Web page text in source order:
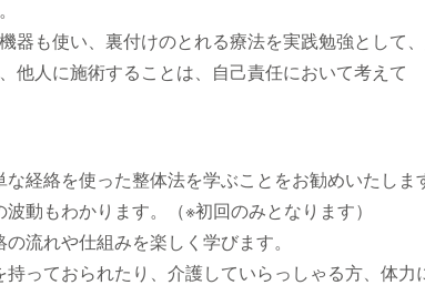
器も使い、裏付けのとれる療法を実践勉強として
他人に施術することは、自己責任において考えて
経絡を使った整体法を学ぶことをお勧めいたしま
動もわかります。（※初回のみとなります）
流れや仕組みを楽しく学びます。
持っておられたり、介護していらっしゃる方、体力